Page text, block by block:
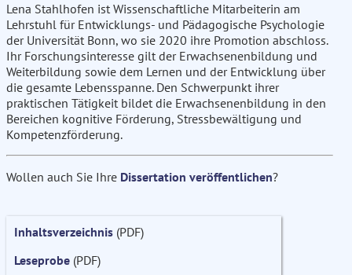
Lena Stahlhofen ist Wissenschaftliche Mitarbeiterin am
Lehrstuhl für Entwicklungs- und Pädagogische Psychologie
der Universität Bonn, wo sie 2020 ihre Promotion abschloss.
Ihr Forschungsinteresse gilt der Erwachsenenbildung und
Weiterbildung sowie dem Lernen und der Entwicklung über
die gesamte Lebensspanne. Den Schwerpunkt ihrer
praktischen Tätigkeit bildet die Erwachsenenbildung in den
Bereichen kognitive Förderung, Stressbewältigung und
Kompetenzförderung.
Wollen auch Sie Ihre Dissertation veröffentlichen?
Inhaltsverzeichnis (PDF)
Leseprobe (PDF)